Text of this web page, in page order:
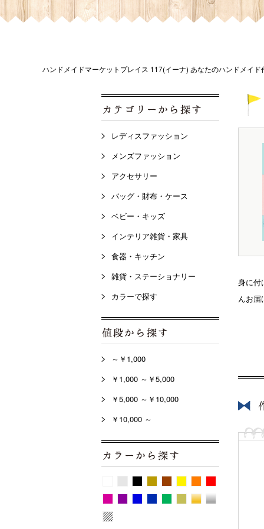
ハンドメイドマーケットプレイス 117(イーナ) あなたのハンドメイ
レディスファッション
メンズファッション
アクセサリー
バッグ・財布・ケース
ベビー・キッズ
インテリア雑貨・家具
食器・キッチン
雑貨・ステーショナリー
カラーで探す
～￥1,000
￥1,000 ～￥5,000
￥5,000 ～￥10,000
￥10,000 ～
身に付
んお届